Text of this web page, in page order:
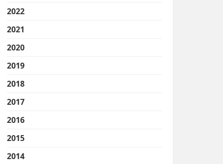
2022
2021
2020
2019
2018
2017
2016
2015
2014